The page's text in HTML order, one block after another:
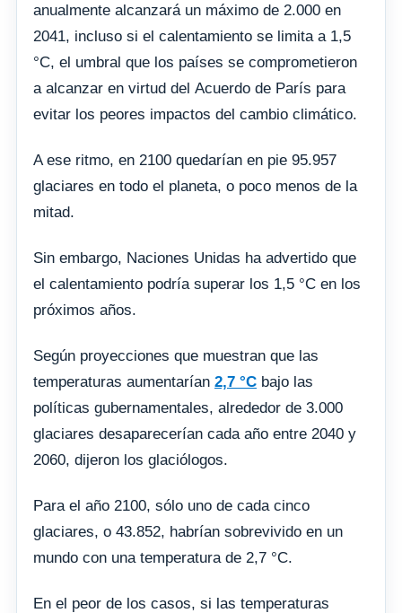
anualmente alcanzará un máximo de 2.000 en
2041, incluso si el calentamiento se limita a 1,5
°C, el umbral que los países se comprometieron
a alcanzar en virtud del Acuerdo de París para
evitar los peores impactos del cambio climático.
A ese ritmo, en 2100 quedarían en pie 95.957
glaciares en todo el planeta, o poco menos de la
mitad.
Sin embargo, Naciones Unidas ha advertido que
el calentamiento podría superar los 1,5 °C en los
próximos años.
Según proyecciones que muestran que las
temperaturas aumentarían 2,7 °C bajo las
políticas gubernamentales, alrededor de 3.000
glaciares desaparecerían cada año entre 2040 y
2060, dijeron los glaciólogos.
Para el año 2100, sólo uno de cada cinco
glaciares, o 43.852, habrían sobrevivido en un
mundo con una temperatura de 2,7 °C.
En el peor de los casos, si las temperaturas